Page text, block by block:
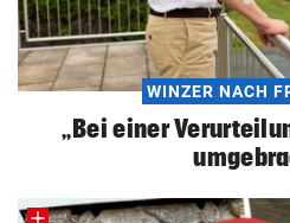
WINZER NACH
„Bei einer